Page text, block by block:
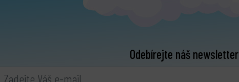
Odebírejte náš newsletter